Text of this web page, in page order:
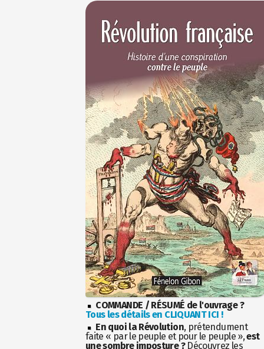
COMMANDE / RÉSUMÉ de l'ouvrage ?
Tous les détails en CLIQUANT ICI !
En quoi la Révolution, prétendument
faite « par le peuple et pour le peuple »,est
une sombre imposture ?Découvrez les